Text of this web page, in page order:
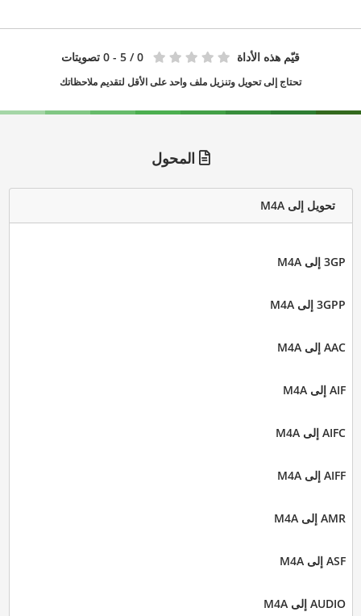
قيّم هذه الأداة 0 / 5 - 0 تصويتات
تحتاج إلى تحويل وتنزيل ملف واحد على الأقل لتقديم ملاحظاتك
المحول
تحويل إلى M4A
3GP إلى M4A
3GPP إلى M4A
AAC إلى M4A
AIF إلى M4A
AIFC إلى M4A
AIFF إلى M4A
AMR إلى M4A
ASF إلى M4A
AUDIO إلى M4A